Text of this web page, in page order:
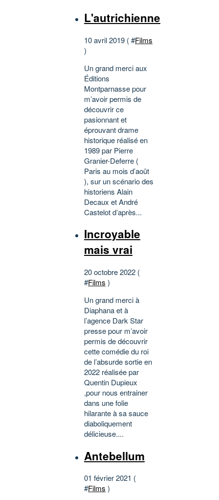
L'autrichienne
10 avril 2019 ( #Films
)
Un grand merci aux
Éditions
Montparnasse pour
m’avoir permis de
découvrir ce
pasionnant et
éprouvant drame
historique réalisé en
1989 par Pierre
Granier-Deferre (
Paris au mois d’août
), sur un scénario des
historiens Alain
Decaux et André
Castelot d’après...
Incroyable
mais vrai
20 octobre 2022 (
#Films )
Un grand merci à
Diaphana et à
l’agence Dark Star
presse pour m’avoir
permis de découvrir
cette comédie du roi
de l’absurde sortie en
2022 réalisée par
Quentin Dupieux
,pour nous entrainer
dans une folie
hilarante à sa sauce
diaboliquement
délicieuse....
Antebellum
01 février 2021 (
#Films )